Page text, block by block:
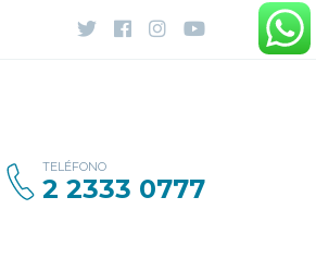
TELÉFONO
2 2333 0777